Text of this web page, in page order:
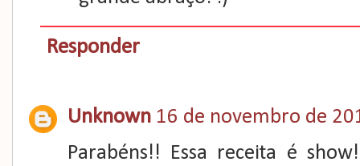
Responder
Unknown 16 de novembro de
Parabéns!! Essa receita é